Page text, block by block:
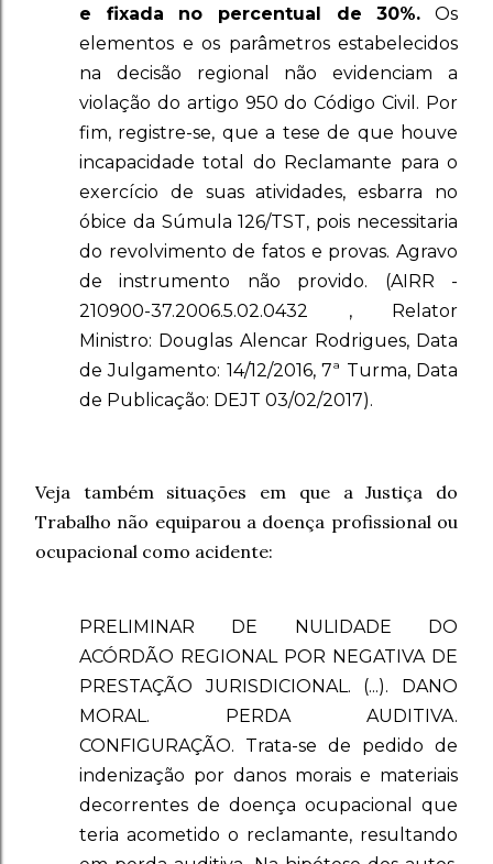
e fixada no percentual de 30%. Os
elementos e os parâmetros estabelecidos
na decisão regional não evidenciam a
violação do artigo 950 do Código Civil. Por
fim, registre-se, que a tese de que houve
incapacidade total do Reclamante para o
exercício de suas atividades, esbarra no
óbice da Súmula 126/TST, pois necessitaria
do revolvimento de fatos e provas. Agravo
de instrumento não provido. (AIRR -
210900-37.2006.5.02.0432 , Relator
Ministro: Douglas Alencar Rodrigues, Data
de Julgamento: 14/12/2016, 7ª Turma, Data
de Publicação: DEJT 03/02/2017).
Veja também situações em que a Justiça do
Trabalho não equiparou a doença profissional ou
ocupacional como acidente:
PRELIMINAR DE NULIDADE DO
ACÓRDÃO REGIONAL POR NEGATIVA DE
PRESTAÇÃO JURISDICIONAL. (...). DANO
MORAL. PERDA AUDITIVA.
CONFIGURAÇÃO. Trata-se de pedido de
indenização por danos morais e materiais
decorrentes de doença ocupacional que
teria acometido o reclamante, resultando